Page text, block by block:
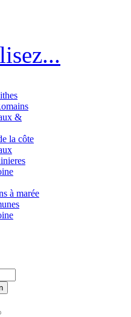
&
la côte
à marée